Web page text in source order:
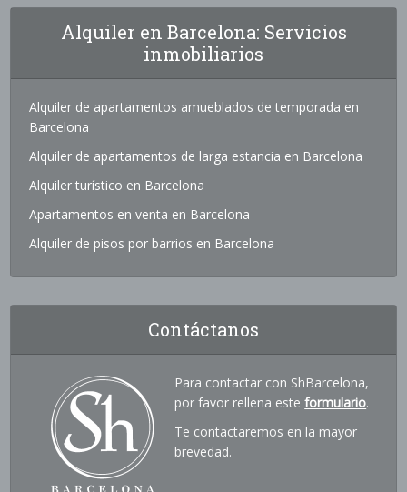
Alquiler en Barcelona: Servicios
inmobiliarios
Alquiler de apartamentos amueblados de temporada en
Barcelona
Alquiler de apartamentos de larga estancia en Barcelona
Alquiler turístico en Barcelona
Apartamentos en venta en Barcelona
Alquiler de pisos por barrios en Barcelona
Contáctanos
Para contactar con ShBarcelona,
por favor rellena esteformulario.
Te contactaremos en la mayor
brevedad.